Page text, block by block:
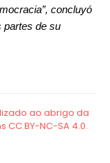
concluyó
partes de su